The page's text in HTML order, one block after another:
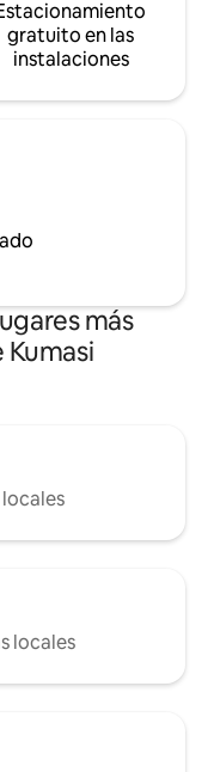
gratuito en las
instalaciones
más
locales